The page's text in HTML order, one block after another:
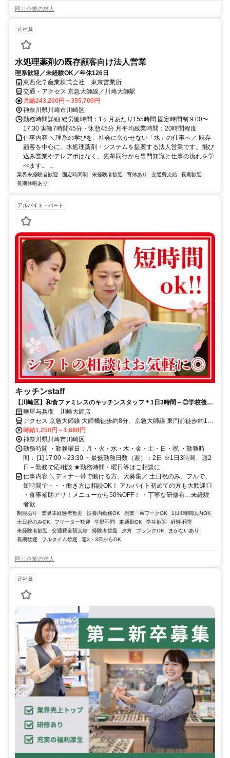
同じ企業の求人
正社員
水処理薬剤の既存顧客向け法人営業
理系歓迎／未経験OK／年休126日
東西化学産業株式会社 東京営業所
交通・アクセス 京急大師線／川崎大師駅
月給243,200円～355,700円
神奈川県川崎市川崎区
勤務時間詳細 総労働時間：1ヶ月あたり155時間 固定時間制 9:00〜
17:30 実働7時間45分・休憩45分 月平均残業時間：20時間程度
仕事内容 ＼理系の学びを、社会に欠かせない「水」の仕事へ／ 既存
顧客を中心に、水処理薬剤・システムを提案する法人営業です。飛び
込み営業やテレアポはなく、先輩同行から専門知識と仕事の流れを学
べます。 ...
業界未経験者歓迎 固定時間制 未経験者歓迎 育休あり 交通費支給
長期歓迎
長期休暇あり
アルバイト・パート
キッチンstaff
【川崎区】和食ファミレスのキッチンスタッフ＊1日3時間～◎学校後の
勤務もOK☆まずは盛り付け等から！調理未経験OK！履歴書不要
華屋与兵衛 川崎大師店
アクセス 京急大師線 大師橋徒歩約8分、京急大師線 東門前徒歩約11
分、京急大師線 小島新田徒歩約13分 大師橋駅 徒歩8分
時給1,250円～1,688円
神奈川県川崎市川崎区
勤務時間 ・勤務曜日：月・火・水・木・金・土・日・祝 ・勤務時
間： [1] 17:00～23:30 ・最低勤務日数（週）：2日 ※1日3時間、週2
日～勤務で応相談 ★勤務時間・曜日等はご相談に...
仕事内容 ＼ディナー帯で働ける方、大募集／ 土日祝のみ、フルで、
短時間で・・・働き方は相談OK！ アルバイト初めての方も大歓迎◎
・食事補助アリ！メニューから50%OFF！ ・丁寧な研修有…未経験
者歓...
制服あり 業界未経験者歓迎 扶養内勤務OK 副業・WワークOK
1日4時間以内OK
土日祝のみOK
フリーター歓迎 学歴不問 車通勤OK 学生歓迎
経験不問
未経験者歓迎
交通費全額支給 経験者歓迎 夕方 ブランクOK
まかないあり
長期歓迎
フルタイム歓迎 週2・3日からOK
同じ企業の求人
正社員